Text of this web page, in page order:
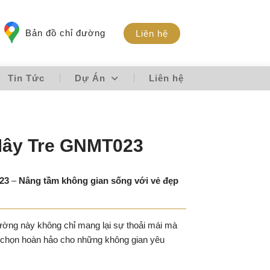
Bản đồ chỉ đường Liên hệ
Tin Tức Dự Án Liên hệ
Tre GNMT023
– Nâng tầm không gian sống với vẻ đẹp
này không chỉ mang lại sự thoải mái mà
hoàn hảo cho những không gian yêu